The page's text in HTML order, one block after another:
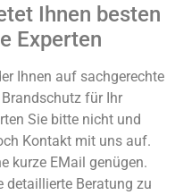
Ihnen besten
Experten
Ihnen auf sachgerechte
für Ihr
Sie bitte nicht und
Kontakt mit uns auf.
kurze EMail genügen.
detaillierte Beratung zu